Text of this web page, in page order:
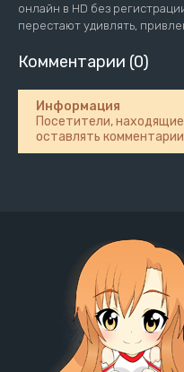
онлайн в HD без
перестают удивлять,
Комментарии (0)
Информация
Посетители,
оставлять